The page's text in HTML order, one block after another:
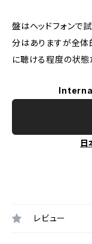
盤はヘッドフォンで
分はありますが全体
に聴ける程度の状態
日
レビュー